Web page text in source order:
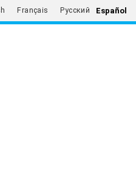
Français Русский Español